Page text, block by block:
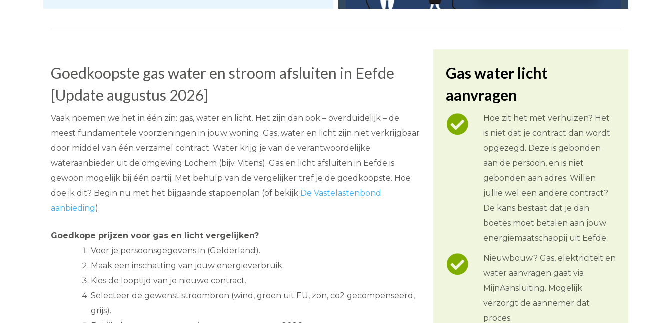
Goedkoopste gas water en stroom afsluiten in Eefde
[Update augustus 2026]
Vaak noemen we het in één zin: gas, water en licht. Het zijn dan ook – overduidelijk – de
meest fundamentele voorzieningen in jouw woning. Gas, water en licht zijn niet verkrijgbaar
door middel van één verzamel contract. Water krijg je van de verantwoordelijke
wateraanbieder uit de omgeving Lochem (bijv. Vitens). Gas en licht afsluiten in Eefde is
gewoon mogelijk bij één partij. Met behulp van de vergelijker tref je de goedkoopste. Hoe
doe ik dit? Begin nu met het bijgaande stappenplan (of bekijk De Vastelastenbond
aanbieding).
Goedkope prijzen voor gas en licht vergelijken?
Voer je persoonsgegevens in (Gelderland).
Maak een inschatting van jouw energieverbruik.
Kies de looptijd van je nieuwe contract.
Selecteer de gewenst stroombron (wind, groen uit EU, zon, co2 gecompenseerd,
grijs).
Gas water licht
aanvragen
Hoe zit het met verhuizen? Het
is niet dat je contract dan wordt
opgezegd. Deze is gebonden
aan de persoon, en is niet
gebonden aan adres. Willen
jullie wel een andere contract?
De kans bestaat dat je dan
boetes moet betalen aan jouw
energiemaatschappij uit Eefde.
Nieuwbouw? Gas, elektriciteit en
water aanvragen gaat via
MijnAansluiting. Mogelijk
verzorgt de aannemer dat
proces.